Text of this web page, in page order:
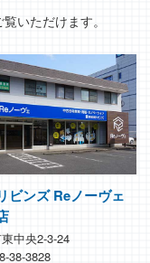
いただけます。
ビンズ Reノーヴェ
中央2-3-24
38-3828